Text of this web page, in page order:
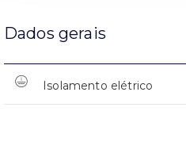
Dados gerais
Isolamento elétrico